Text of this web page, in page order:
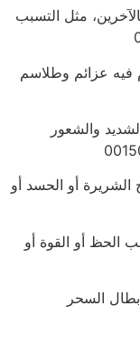
مثل التسبب
فيه عزائم وطلاسم
والشعور
الشريرة أو الحسد أو
الحظ أو القوة أو
السحر